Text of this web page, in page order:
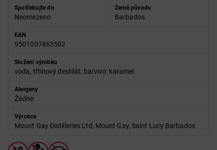
Spotřebujte do
Neomezeno
Země původu
Barbados
EAN
9501007863502
Složení výrobku
voda, třtinový destilát, barvivo: karamel
Alergeny
Žádné
Výrobce
Mount Gay Distilleries Ltd, Mount Gay, Saint Lucy Barbados